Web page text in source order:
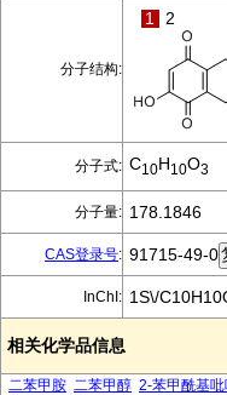
分子结构:
1 2
分子式: C10H10O3
分子量: 178.1846
CAS登录号: 91715-49-0
InChI: 1S\/
相关化学品信息
二苯甲胺 二苯甲醇 2-苯甲酰基吡